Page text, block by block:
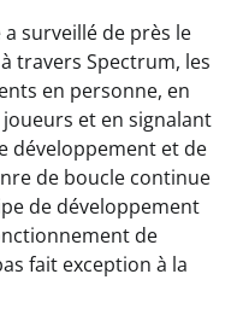
surveillé de près le
travers Spectrum, les
en personne, en
et en signalant
développement et de
de boucle continue
de développement
de
fait exception à la